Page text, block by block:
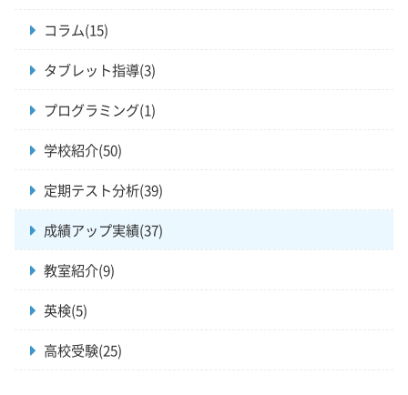
コラム(15)
タブレット指導(3)
プログラミング(1)
学校紹介(50)
定期テスト分析(39)
成績アップ実績(37)
教室紹介(9)
英検(5)
高校受験(25)